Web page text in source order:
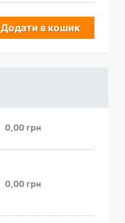
Додати в кошик
0,00 грн
0,00 грн